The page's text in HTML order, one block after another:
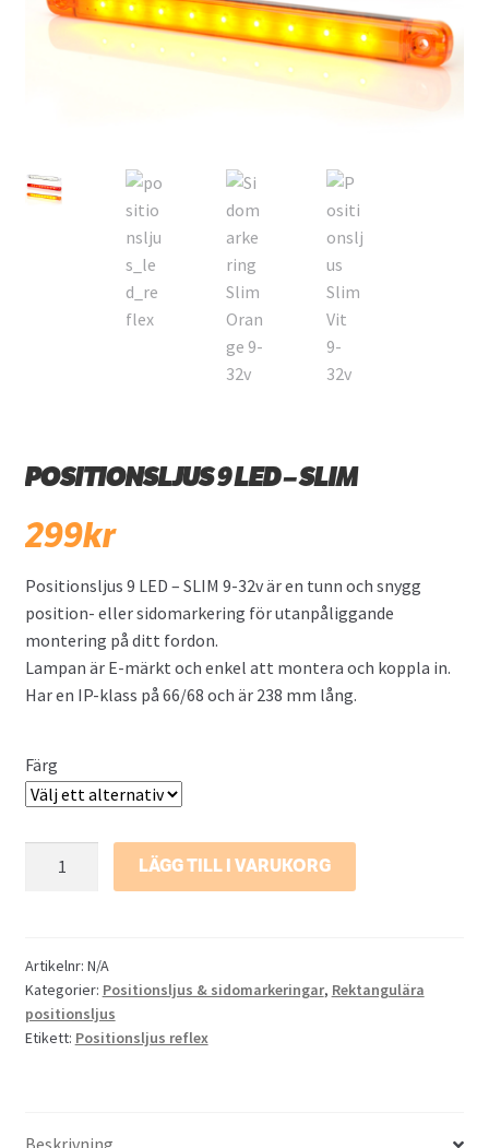
POSITIONSLJUS 9 LED – SLIM
299kr
Positionsljus 9 LED – SLIM 9-32v är en tunn och snygg
position- eller sidomarkering för utanpåliggande
montering på ditt fordon.
Lampan är E-märkt och enkel att montera och koppla in.
Har en IP-klass på 66/68 och är 238 mm lång.
Färg
SLIM
mängd
LÄGG TILL I VARUKORG
Artikelnr: N/A
Kategorier: Positionsljus & sidomarkeringar, Rektangulära
positionsljus
Etikett: Positionsljus reflex